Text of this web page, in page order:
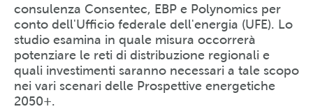
consulenza Consentec, EBP e Polynomics per
conto dell'Ufficio federale dell'energia (UFE). Lo
studio esamina in quale misura occorrerà
potenziare le reti di distribuzione regionali e
quali investimenti saranno necessari a tale scopo
nei vari scenari delle Prospettive energetiche
2050+.